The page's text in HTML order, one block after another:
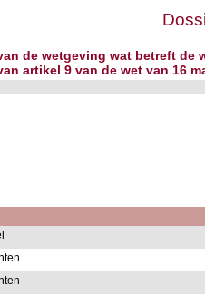
de wetgeving wat betreft
artikel 9 van de wet van 16